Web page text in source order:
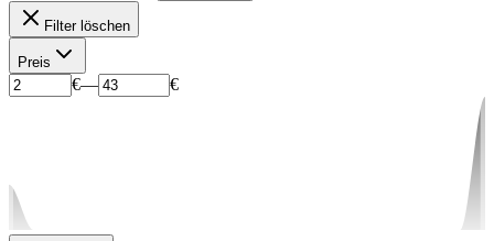
Filter löschen
Preis
€— €